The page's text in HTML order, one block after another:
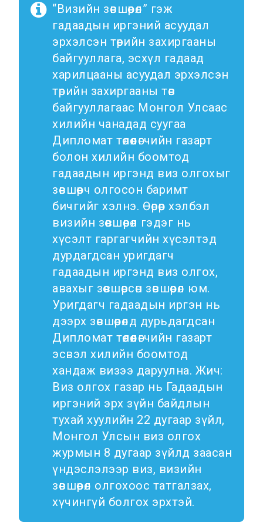
Зохион
байгуулалтын нэгж
Түүхэн товчоо
Визийн зөвшөөрөл
Виз
Виз сунгалт
Оршин суух
зөвшөөрөл
Иргэд харилцан
визгүй зорчих орны
жагсаалт
Хилийн боомт,
орон нутаг
Иргэний
харьяалал
Хүүхэд үрчлэлт
Төрийн бус
байгууллаг
а
Иргэний харьяалал
Зөрчил шийдвэрлэх
Зөрчил шийдвэрлэх
“Визийн зөвшөөрөл” гэж
гадаадын иргэний асуудал
эрхэлсэн төрийн захиргааны
байгууллага, эсхүл гадаад
харилцааны асуудал эрхэлсэн
төрийн захиргааны төв
байгууллагаас Монгол Улсаас
хилийн чанадад суугаа
Дипломат төлөөлөгчийн газарт
болон хилийн боомтод
гадаадын иргэнд виз олгохыг
зөвшөөрч олгосон баримт
бичгийг хэлнэ. Өөрөөр хэлбэл
визийн зөвшөөрөл гэдэг нь
хүсэлт гаргагчийн хүсэлтэд
дурдагдсан уригдагч
гадаадын иргэнд виз олгох,
авахыг зөвшөөрсөн зөвшөөрөл юм.
Уригдагч гадаадын иргэн нь
дээрх зөвшөөрөлд дурьдагдсан
Дипломат төлөөлөгчийн газарт
эсвэл хилийн боомтод
хандаж визээ даруулна. Жич:
Виз олгох газар нь Гадаадын
иргэний эрх зүйн байдлын
тухай хуулийн 22 дугаар зүйл,
Монгол Улсын виз олгох
журмын 8 дугаар зүйлд заасан
үндэслэлээр виз, визийн
зөвшөөрөл олгохоос татгалзах,
хүчингүй болгох эрхтэй.